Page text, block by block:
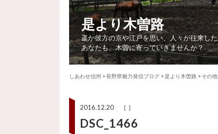
是より木曽路
遥か彼方の京や江戸を思い、人々が往来し
あなたも、木曽に寄っていきませんか？
しあわせ信州 >長野県魅力発信ブログ >是より木曽路 > その他
2016.12.20 ［ ］
DSC_1466